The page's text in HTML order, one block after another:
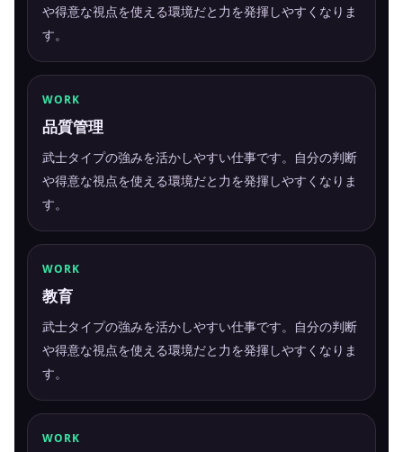
や得意な視点を使える環境だと力を発揮しやすくなりま
す。
WORK
品質管理
武士タイプの強みを活かしやすい仕事です。自分の判断
や得意な視点を使える環境だと力を発揮しやすくなりま
す。
WORK
教育
武士タイプの強みを活かしやすい仕事です。自分の判断
や得意な視点を使える環境だと力を発揮しやすくなりま
す。
WORK